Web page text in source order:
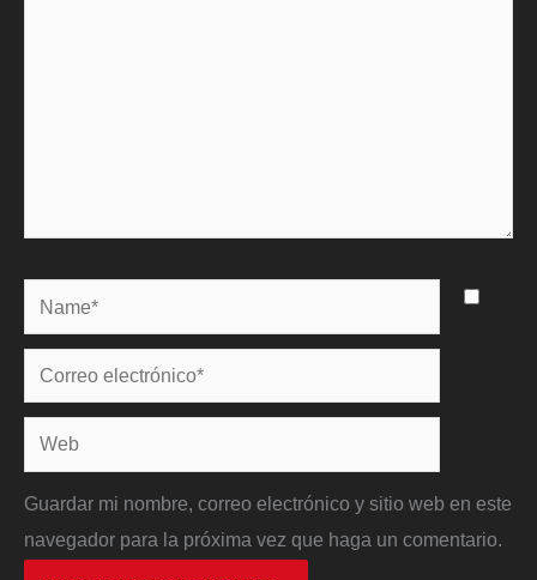
Name*
Correo
electrónico*
Web
Guardar mi nombre, correo electrónico y sitio web en este
navegador para la próxima vez que haga un comentario.